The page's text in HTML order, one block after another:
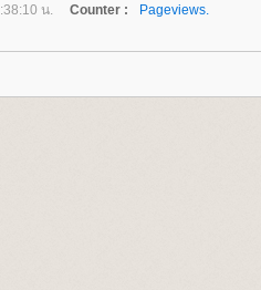
น. Counter :
Pageviews.